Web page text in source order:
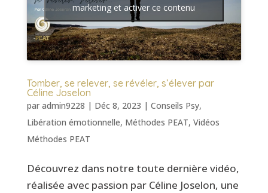
marketing et activer ce contenu
Tomber, se relever, se révéler, s’élever par
Céline Joselon
par admin9228 | Déc 8, 2023 | Conseils Psy,
Libération émotionnelle, Méthodes PEAT, Vidéos
Méthodes PEAT
Découvrez dans notre toute dernière vidéo,
réalisée avec passion par Céline Joselon, une